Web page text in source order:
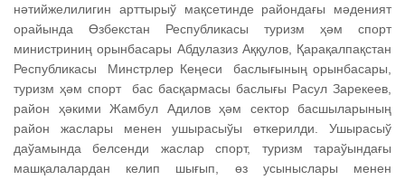
нәтийжелилигин арттырыў мақсетинде райондағы мәденият
орайында Өзбекстан Республикасы туризм ҳәм спорт
министриниң орынбасары Абдулазиз Аққулов, Қарақалпақстан
Республикасы Минстрлер Кеңеси баслығының орынбасары,
туризм ҳәм спорт бас басқармасы баслығы Расул Зарекеев,
район ҳәкими Жамбул Адилов ҳәм сектор басшыларының
район жаслары менен ушырасыўы өткерилди. Ушырасыў
даўамында белсенди жаслар спорт, туризм тараўындағы
машқалалардан келип шығып, өз усыныслары менен